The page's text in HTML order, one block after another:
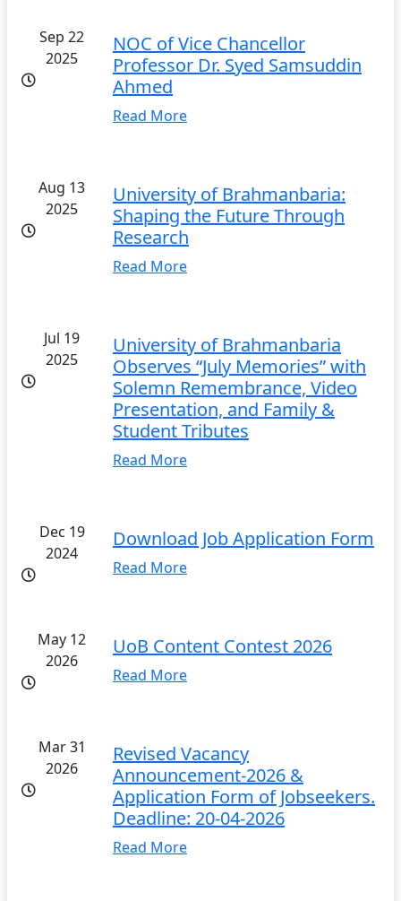
Sep 22
2025
NOC of Vice Chancellor
Professor Dr. Syed Samsuddin
Ahmed
Read More
Aug 13
2025
University of Brahmanbaria:
Shaping the Future Through
Research
Read More
Jul 19
2025
University of Brahmanbaria
Observes “July Memories” with
Solemn Remembrance, Video
Presentation, and Family &
Student Tributes
Read More
Dec 19
2024
Download Job Application Form
Read More
May 12
2026
UoB Content Contest 2026
Read More
Mar 31
2026
Revised Vacancy
Announcement-2026 &
Application Form of Jobseekers.
Deadline: 20-04-2026
Read More